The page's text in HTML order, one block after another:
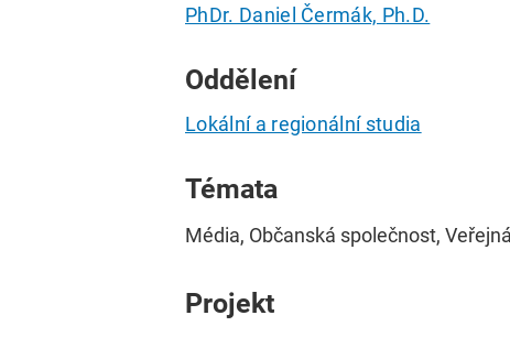
PhDr. Daniel Čermák, Ph.D.
Oddělení
Lokální a regionální studia
Témata
Média, Občanská společnost,
Projekt